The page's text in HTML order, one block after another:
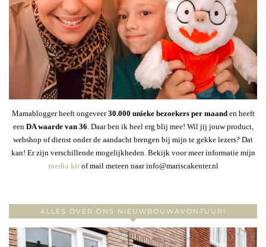
Mamablogger heeft ongeveer30.000 unieke bezoekers per maanden heeft
een DA waarde van 36 . Daar ben ik heel erg blij mee! Wil jij jouw product,
webshop of dienst onder de aandacht brengen bij mijn te gekke lezers? Dat
kan! Er zijn verschillende mogelijkheden. Bekijk voor meer informatie mijn
media kitof mail meteen naar info@mariscakenter.nl
ALLES OVER ONS NIEUWBOUWAVONTUUR!